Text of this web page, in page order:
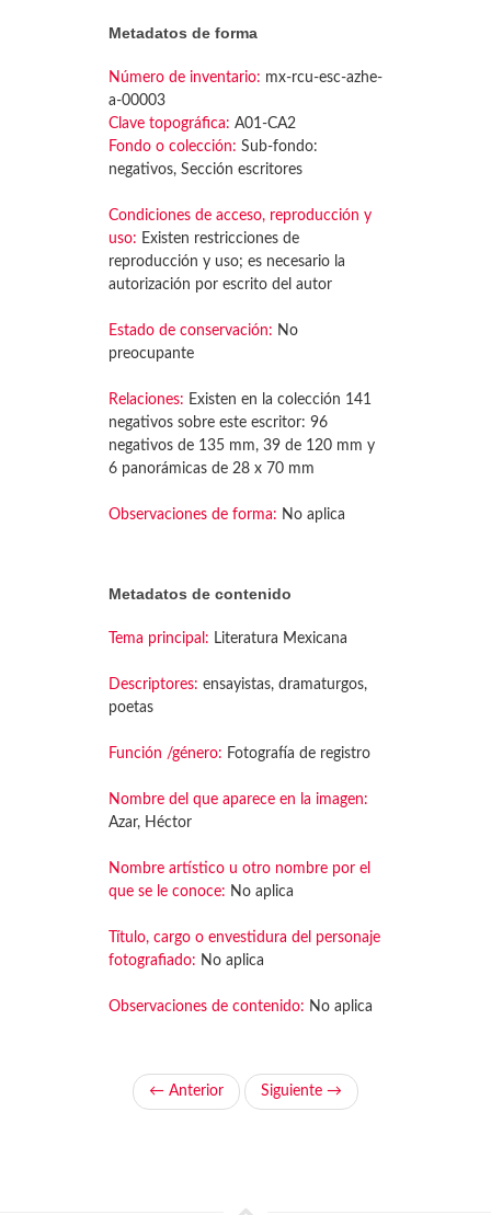
Metadatos de forma
Número de inventario: mx-rcu-esc-azhe-
a-00003
Clave topográfica: A01-CA2
Fondo o colección: Sub-fondo:
negativos, Sección escritores
Condiciones de acceso, reproducción y
uso: Existen restricciones de
reproducción y uso; es necesario la
autorización por escrito del autor
Estado de conservación: No
preocupante
Relaciones: Existen en la colección 141
negativos sobre este escritor: 96
negativos de 135 mm, 39 de 120 mm y
6 panorámicas de 28 x 70 mm
Observaciones de forma: No aplica
Metadatos de contenido
Tema principal: Literatura Mexicana
Descriptores: ensayistas, dramaturgos,
poetas
Función /género: Fotografía de registro
Nombre del que aparece en la imagen:
Azar, Héctor
Nombre artístico u otro nombre por el
que se le conoce: No aplica
Título, cargo o envestidura del personaje
fotografiado: No aplica
Observaciones de contenido: No aplica
← Anterior Siguiente →